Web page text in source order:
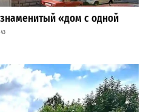
«дом с одной